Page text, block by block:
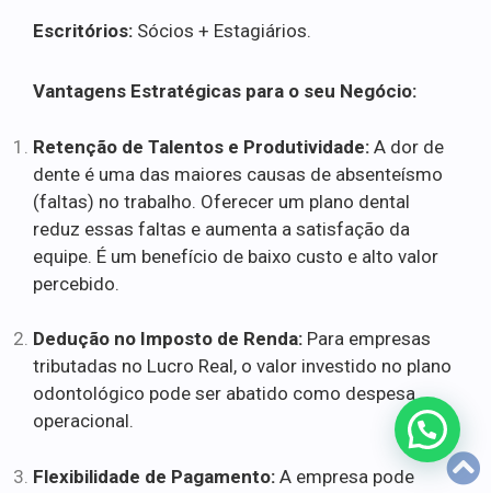
Escritórios: Sócios + Estagiários.
Vantagens Estratégicas para o seu Negócio:
Retenção de Talentos e Produtividade: A dor de
dente é uma das maiores causas de absenteísmo
(faltas) no trabalho. Oferecer um plano dental
reduz essas faltas e aumenta a satisfação da
equipe. É um benefício de baixo custo e alto valor
percebido.
Dedução no Imposto de Renda: Para empresas
tributadas no Lucro Real, o valor investido no plano
odontológico pode ser abatido como despesa
operacional.
Flexibilidade de Pagamento: A empresa pode